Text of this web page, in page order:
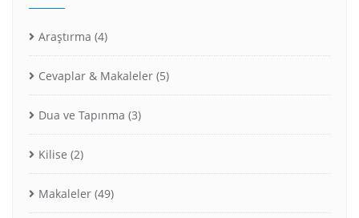
Araştırma (4)
Cevaplar & Makaleler (5)
Dua ve Tapınma (3)
Kilise (2)
Makaleler (49)